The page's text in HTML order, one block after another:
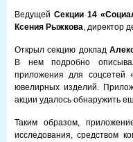
Ведущей Секции 14
Ксения Рыжкова, директор
Открыл секцию доклад
В нем подробно
приложения для соцсетей
ювелирных изделий.
акции удалось обнаружить
Таким образом,
исследования, средством